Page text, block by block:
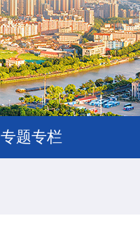
专题专栏